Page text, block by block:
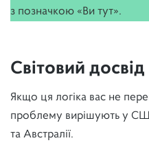
з позначкою «Ви тут».
Світовий досвід
Якщо ця логіка вас не
проблему вирішують у
та Австралії.